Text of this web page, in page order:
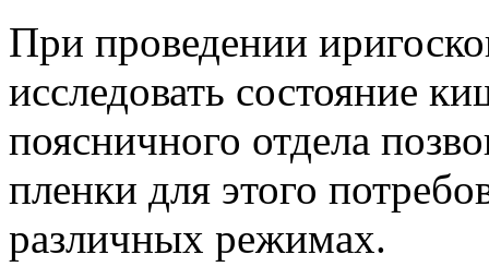
При проведении
исследовать состояние
поясничного отдела
пленки для этого
различных режимах.